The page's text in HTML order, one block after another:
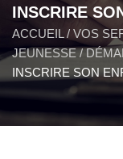
INSCRIRE
ACCUEIL / VOS
JEUNESSE/
INSCRIRE SON